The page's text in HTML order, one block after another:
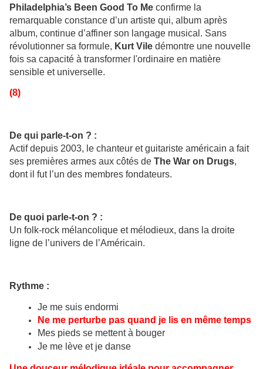
Philadelphia’s Been Good To Me confirme la
remarquable constance d’un artiste qui, album après
album, continue d’affiner son langage musical. Sans
révolutionner sa formule, Kurt Vile démontre une nouvelle
fois sa capacité à transformer l'ordinaire en matière
sensible et universelle.
(8)
De qui parle-t-on ? :
Actif depuis 2003, le chanteur et guitariste américain a fait
ses premières armes aux côtés de The War on Drugs,
dont il fut l’un des membres fondateurs.
De quoi parle-t-on ? :
Un folk-rock mélancolique et mélodieux, dans la droite
ligne de l’univers de l’Américain.
Rythme :
Je me suis endormi
Ne me perturbe pas quand je lis en même temps
Mes pieds se mettent à bouger
Je me lève et je danse